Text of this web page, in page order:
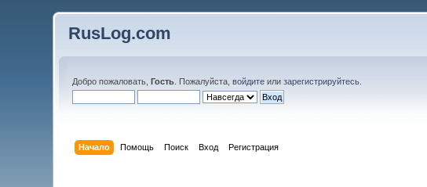
RusLog.com
Добро пожаловать,Гость . Пожалуйста,войдите илизарегистрируйтесь
Начало Помощь Поиск Вход Регистрация